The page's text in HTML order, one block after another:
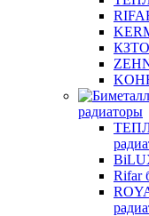
КЗТО
радиаторы
Rifar